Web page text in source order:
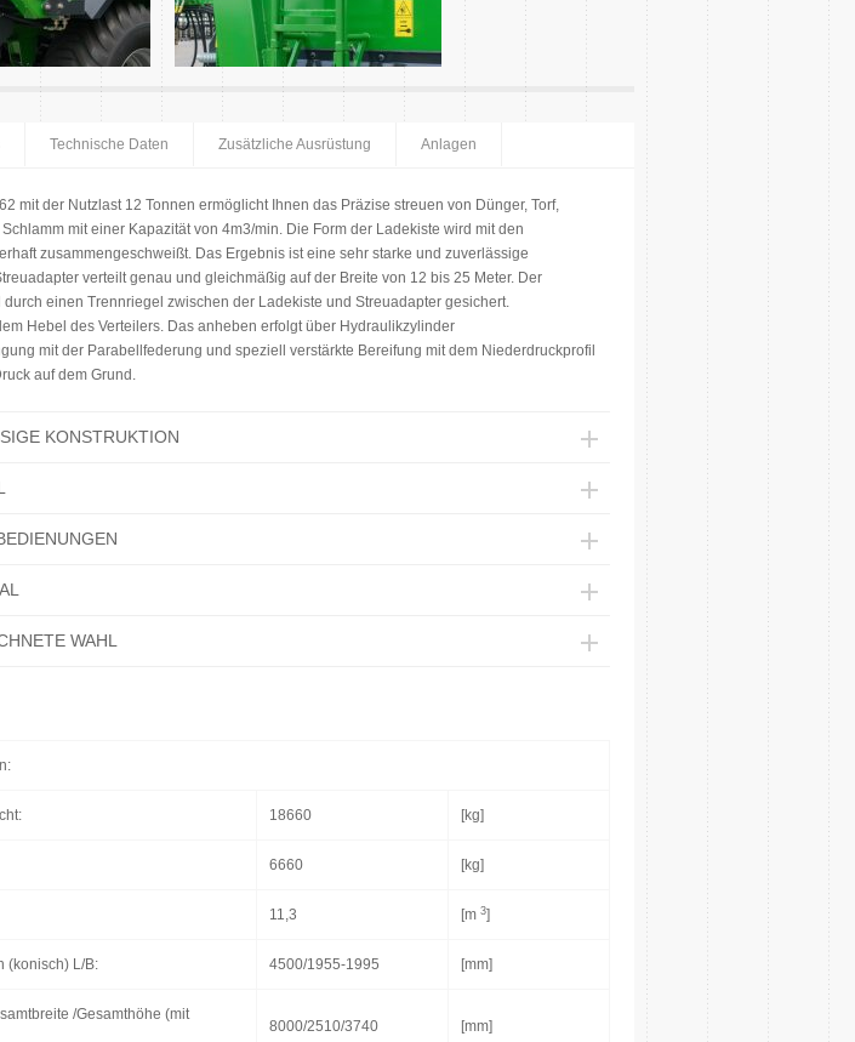
Technische Daten Zusätzliche Ausrüstung Anlagen
mit der Nutzlast 12 Tonnen ermöglicht Ihnen das Präzise streuen von Dünger, Torf,
mit einer Kapazität von 4m3/min. Die Form der Ladekiste wird mit den
zusammengeschweißt. Das Ergebnis ist eine sehr starke und zuverlässige
verteilt genau und gleichmäßig auf der Breite von 12 bis 25 Meter. Der
durch einen Trennriegel zwischen der Ladekiste und Streuadapter gesichert.
Hebel des Verteilers. Das anheben erfolgt über Hydraulikzylinder
mit der Parabellfederung und speziell verstärkte Bereifung mit dem Niederdruckprofil
auf dem Grund.
KONSTRUKTION
WAHL
18660 [kg]
6660 [kg]
11,3 [m 3]
(konisch) L/B: 4500/1955-1995 [mm]
/Gesamthöhe (mit
8000/2510/3740 [mm]